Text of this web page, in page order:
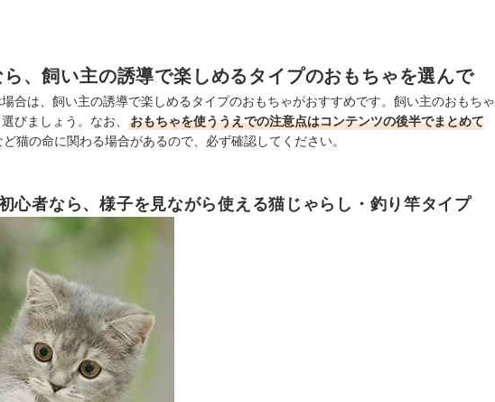
、飼い主の誘導で楽しめるタイプのおもちゃを選んで
合は、飼い主の誘導で楽しめるタイプのおもちゃがおすすめです。飼い主のおもちゃ
びましょう。なお、
おもちゃを使ううえでの注意点はコンテンツの後半でまとめて
猫の命に関わる場合があるので、必ず確認してください。
心者なら、様子を見ながら使える猫じゃらし・釣り竿タイプ